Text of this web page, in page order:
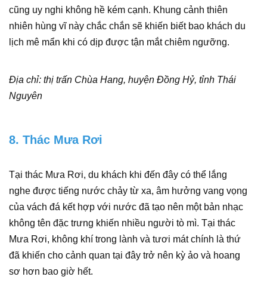
cũng uy nghi không hề kém cạnh. Khung cảnh thiên
nhiên hùng vĩ này chắc chắn sẽ khiến biết bao khách du
lịch mê mẩn khi có dịp được tận mắt chiêm ngưỡng.
Địa chỉ: thị trấn Chùa Hang, huyện Đồng Hỷ, tỉnh Thái
Nguyên
8. Thác Mưa Rơi
Tại thác Mưa Rơi, du khách khi đến đây có thể lắng
nghe được tiếng nước chảy từ xa, âm hưởng vang vọng
của vách đá kết hợp với nước đã tạo nên một bản nhạc
không tên đặc trưng khiến nhiều người tò mì. Tại thác
Mưa Rơi, không khí trong lành và tươi mát chính là thứ
đã khiến cho cảnh quan tại đây trở nên kỳ ảo và hoang
sơ hơn bao giờ hết.